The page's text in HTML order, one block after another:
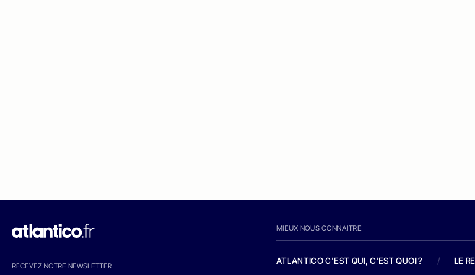
RECEVEZ NOTRE NEWSLETTER
MIEUX NOUS CONNAITRE
ATLANTICO C'EST QUI, C'EST QUOI ? / LE